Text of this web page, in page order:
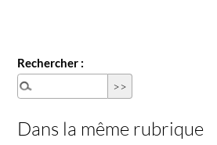
Rechercher :
Dans la même rubrique